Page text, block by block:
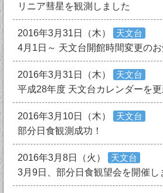
リニア彗星を観測しました
2016年3月31日（木）
天文台
4月1日～ 天文台開館時間変更の
2016年3月31日（木）
天文台
平成28年度 天文台カレンダーを
2016年3月10日（木）
天文台
部分日食観測成功！
2016年3月8日（火）
天文台
3月9日、部分日食観望会を開催し